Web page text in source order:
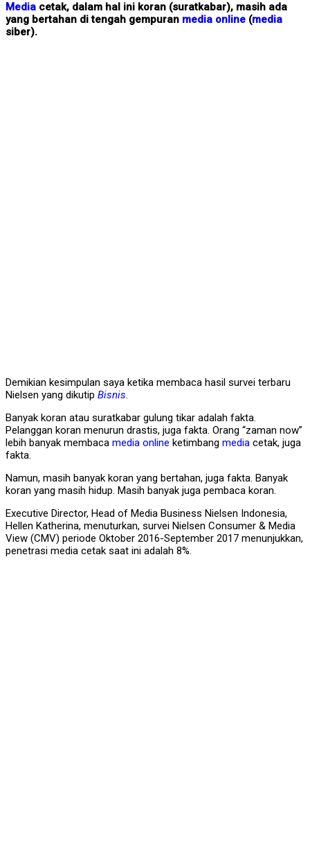
Media cetak, dalam hal ini koran (suratkabar), masih ada
yang bertahan di tengah gempuran media online (media
siber).
Demikian kesimpulan saya ketika membaca hasil survei terbaru
Nielsen yang dikutip Bisnis.
Banyak koran atau suratkabar gulung tikar adalah fakta.
Pelanggan koran menurun drastis, juga fakta. Orang “zaman now”
lebih banyak membaca media online ketimbang media cetak, juga
fakta.
Namun, masih banyak koran yang bertahan, juga fakta. Banyak
koran yang masih hidup. Masih banyak juga pembaca koran.
Executive Director, Head of Media Business Nielsen Indonesia,
Hellen Katherina, menuturkan, survei Nielsen Consumer & Media
View (CMV) periode Oktober 2016-September 2017 menunjukkan,
penetrasi media cetak saat ini adalah 8%.